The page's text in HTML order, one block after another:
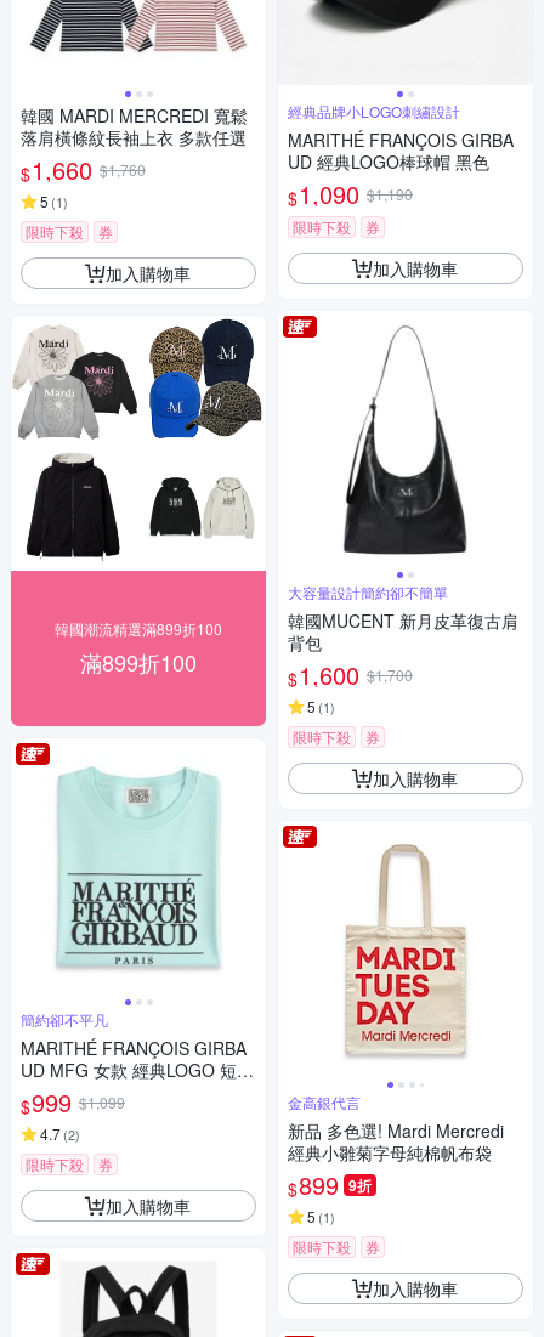
韓國 MARDI MERCREDI 寬鬆
落肩橫條紋長袖上衣 多款任選
$1,660 $1,760
5 (1)
限時下殺 券
加入購物車
韓國潮流精選滿899折100
滿899折100
簡約卻不平凡
MARITHÉ FRANÇOIS GIRBA
UD MFG 女款 經典LOGO 短袖
上衣 T恤-薄荷綠
$999 $1,099
4.7(2)
限時下殺 券
加入購物車
經典品牌小LOGO刺繡設計
MARITHÉ FRANÇOIS GIRBA
UD 經典LOGO棒球帽 黑色
$1,090 $1,190
限時下殺
券
加入購物車
大容量設計簡約卻不簡單
韓國MUCENT 新月皮革復古肩
背包
$1,600 $1,700
5 (1)
限時下殺 券
加入購物車
金高銀代言
新品 多色選! Mardi Mercredi
經典小雛菊字母純棉帆布袋
$899 9折
5 (1)
限時下殺 券
加入購物車